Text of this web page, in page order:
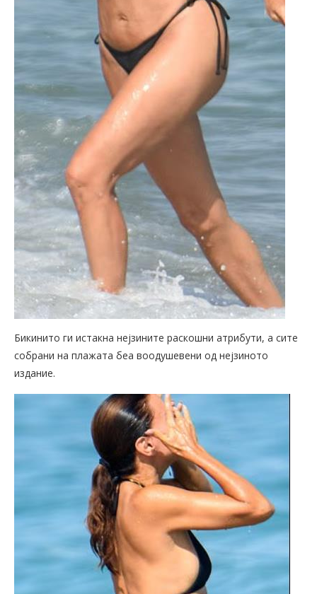
Бикинито ги истакна нејзините раскошни атрибути, а сите
собрани на плажата беа воодушевени од нејзиното
издание.